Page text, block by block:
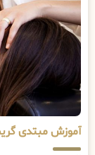
آموزش مبتدی